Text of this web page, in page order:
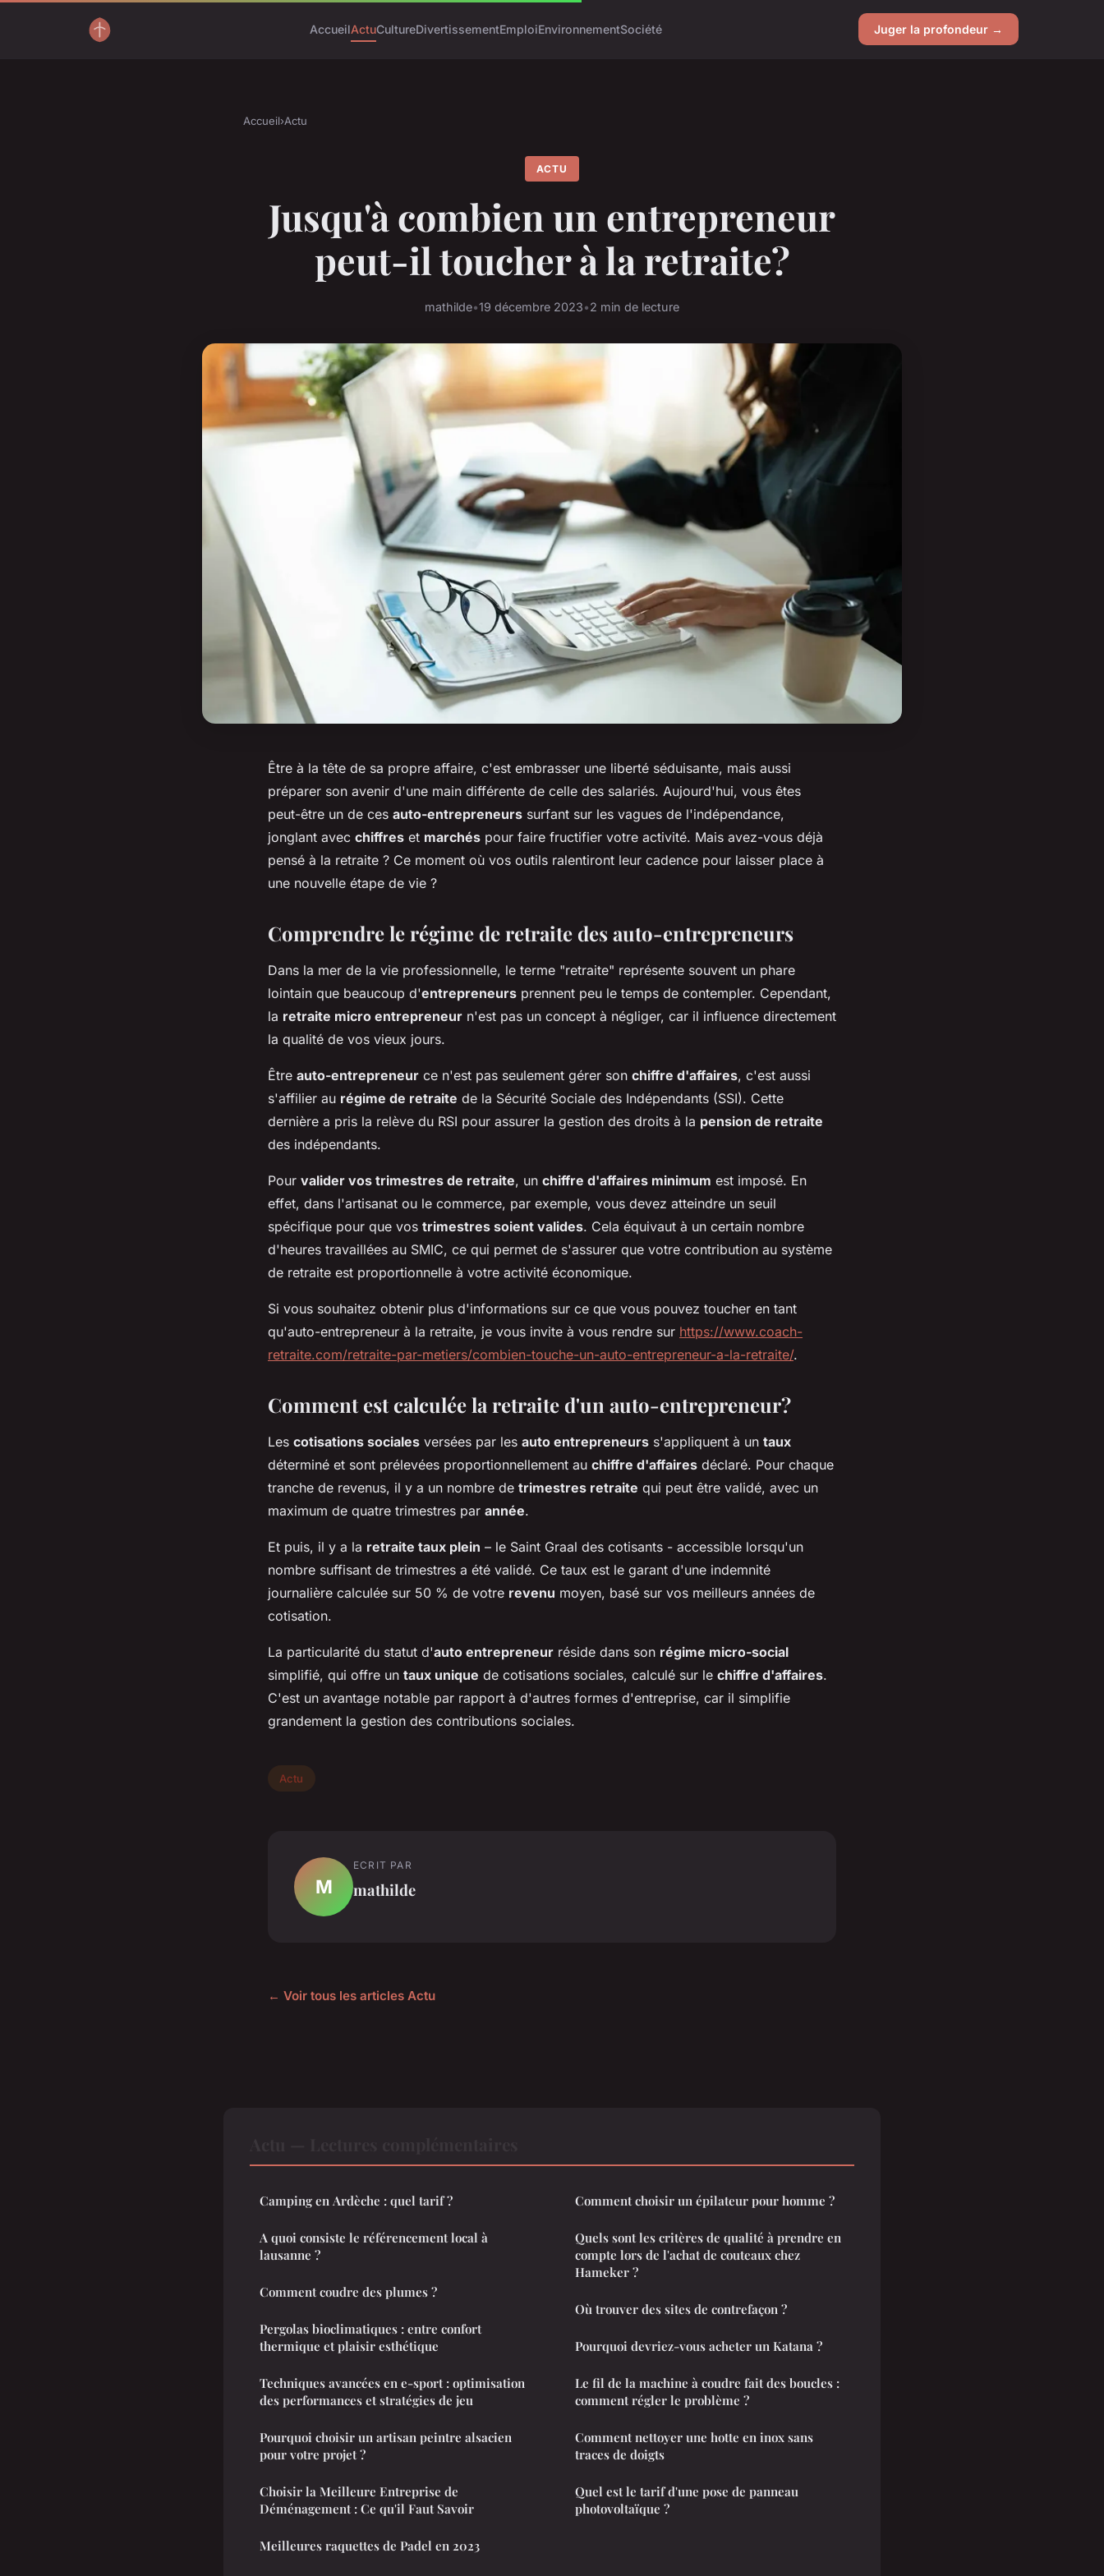
AccueilActuCultureDivertissementEmploiEnvironnementSociété Juger la profondeur →
Accueil›Actu
ACTU
Jusqu'à combien un entrepreneur
peut-il toucher à la retraite?
mathilde•19 décembre 2023•2 min de lecture
Être à la tête de sa propre affaire, c'est embrasser une liberté séduisante, mais aussi
préparer son avenir d'une main différente de celle des salariés. Aujourd'hui, vous êtes
peut-être un de ces auto-entrepreneurs surfant sur les vagues de l'indépendance,
jonglant avec chiffres et marchés pour faire fructifier votre activité. Mais avez-vous déjà
pensé à la retraite ? Ce moment où vos outils ralentiront leur cadence pour laisser place à
une nouvelle étape de vie ?
Comprendre le régime de retraite des auto-entrepreneurs
Dans la mer de la vie professionnelle, le terme "retraite" représente souvent un phare
lointain que beaucoup d'entrepreneurs prennent peu le temps de contempler. Cependant,
la retraite micro entrepreneur n'est pas un concept à négliger, car il influence directement
la qualité de vos vieux jours.
Être auto-entrepreneur ce n'est pas seulement gérer son chiffre d'affaires, c'est aussi
s'affilier au régime de retraite de la Sécurité Sociale des Indépendants (SSI). Cette
dernière a pris la relève du RSI pour assurer la gestion des droits à la pension de retraite
des indépendants.
Pour valider vos trimestres de retraite, un chiffre d'affaires minimum est imposé. En
effet, dans l'artisanat ou le commerce, par exemple, vous devez atteindre un seuil
spécifique pour que vos trimestres soient valides. Cela équivaut à un certain nombre
d'heures travaillées au SMIC, ce qui permet de s'assurer que votre contribution au système
de retraite est proportionnelle à votre activité économique.
Si vous souhaitez obtenir plus d'informations sur ce que vous pouvez toucher en tant
qu'auto-entrepreneur à la retraite, je vous invite à vous rendre sur https://www.coach-
retraite.com/retraite-par-metiers/combien-touche-un-auto-entrepreneur-a-la-retraite/.
Comment est calculée la retraite d'un auto-entrepreneur?
Les cotisations sociales versées par les auto entrepreneurs s'appliquent à un taux
déterminé et sont prélevées proportionnellement au chiffre d'affaires déclaré. Pour chaque
tranche de revenus, il y a un nombre de trimestres retraite qui peut être validé, avec un
maximum de quatre trimestres par année.
Et puis, il y a la retraite taux plein – le Saint Graal des cotisants - accessible lorsqu'un
nombre suffisant de trimestres a été validé. Ce taux est le garant d'une indemnité
journalière calculée sur 50 % de votre revenu moyen, basé sur vos meilleurs années de
cotisation.
La particularité du statut d'auto entrepreneur réside dans son régime micro-social
simplifié, qui offre un taux unique de cotisations sociales, calculé sur le chiffre d'affaires.
C'est un avantage notable par rapport à d'autres formes d'entreprise, car il simplifie
grandement la gestion des contributions sociales.
Actu
M
ECRIT PAR
mathilde
← Voir tous les articles Actu
Camping en Ardèche : quel tarif ?
A quoi consiste le référencement local à
lausanne ?
Comment coudre des plumes ?
Pergolas bioclimatiques : entre confort
thermique et plaisir esthétique
Techniques avancées en e-sport : optimisation
des performances et stratégies de jeu
Pourquoi choisir un artisan peintre alsacien
pour votre projet ?
Choisir la Meilleure Entreprise de
Déménagement : Ce qu'il Faut Savoir
Meilleures raquettes de Padel en 2023
Comment choisir un épilateur pour homme ?
Quels sont les critères de qualité à prendre en
compte lors de l'achat de couteaux chez
Hameker ?
Où trouver des sites de contrefaçon ?
Pourquoi devriez-vous acheter un Katana ?
Le fil de la machine à coudre fait des boucles :
comment régler le problème ?
Comment nettoyer une hotte en inox sans
traces de doigts
Quel est le tarif d'une pose de panneau
photovoltaïque ?